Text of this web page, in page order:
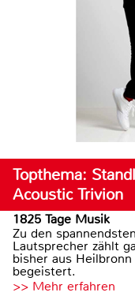
Topthema:
Acoustic Trivion
1825 Tage Musik
Zu den
Lautsprecher zählt
bisher aus
begeistert.
>> Mehr erfahren